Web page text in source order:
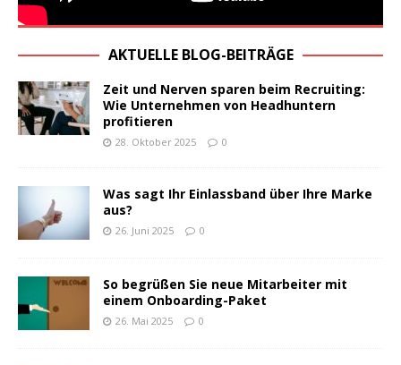
AKTUELLE BLOG-BEITRÄGE
Zeit und Nerven sparen beim Recruiting:
Wie Unternehmen von Headhuntern
profitieren
28. Oktober 2025 0
Was sagt Ihr Einlassband über Ihre Marke
aus?
26. Juni 2025 0
So begrüßen Sie neue Mitarbeiter mit
einem Onboarding-Paket
26. Mai 2025 0